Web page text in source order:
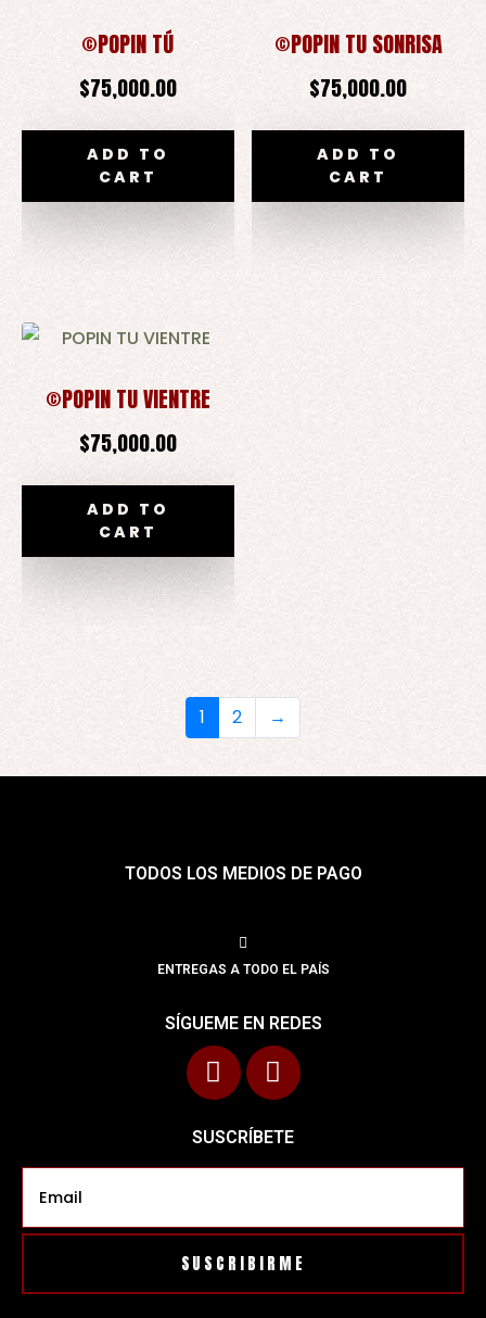
©POPIN TÚ
$75,000.00
ADD TO
CART
©POPIN TU SONRISA
$75,000.00
ADD TO
CART
©POPIN TU VIENTRE
$75,000.00
ADD TO
CART
1 2 →
TODOS LOS MEDIOS DE PAGO
ENTREGAS A TODO EL PAÍS
SÍGUEME EN REDES
SUSCRÍBETE
SUSCRIBIRME